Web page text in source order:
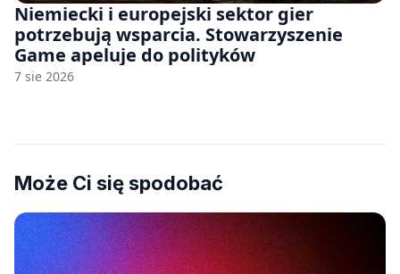
Niemiecki i europejski sektor gier
potrzebują wsparcia. Stowarzyszenie
Game apeluje do polityków
7 sie 2026
Może Ci się spodobać